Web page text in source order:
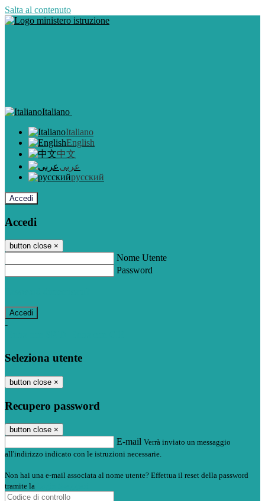
Salta al contenuto
Italiano
Italiano
English
中文
عربى
русский
Accedi
Accedi
button close ×
Nome Utente
Password
-
Seleziona utente
button close ×
Recupero password
button close ×
E-mail Verrà inviato un messaggio
all'indirizzo indicato con le istruzioni necessarie.
Non hai una e-mail associata al nome utente? Effettua il reset della password
tramite la